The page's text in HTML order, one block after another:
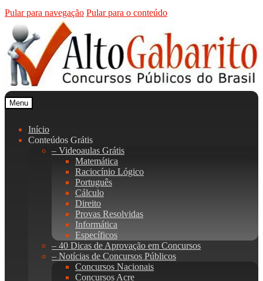
Pular para navegação Pular para o conteúdo
Menu
Início
Conteúdos Grátis
– Videoaulas Grátis
Matemática
Raciocínio Lógico
Português
Cálculo
Direito
Provas Resolvidas
Informática
Específicos
– 40 Dicas de Aprovação em Concursos
– Notícias de Concursos Públicos
Concursos Nacionais
Concursos Acre